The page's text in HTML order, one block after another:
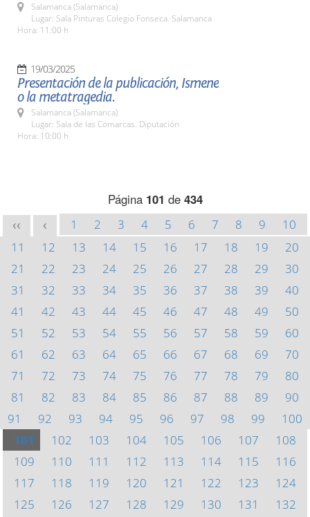
Salamanca (Salamanca)
Lugar: Sala Pinturas Colegio Fonseca. Salamanca
Hora: 11:00 h
19/03/2025
Presentación de la publicación, Ismene
o la metatragedia.
Salamanca (Salamanca)
Lugar: Sala de las Comarcas. Diputación
Hora: 10:00 h
Página 101 de 434
<< < 1 2 3 4 5 6 7 8 9
10
11
12 13 14 15 16 17 18 19
20
21
22 23 24 25 26 27 28 29
30
31
32 33 34 35 36 37 38 39
40
41
42 43 44 45 46 47 48 49
50
51
52 53 54 55 56 57 58 59
60
61
62 63 64 65 66 67 68 69
70
71
72 73 74 75 76 77 78 79
80
81
82 83 84 85 86 87 88 89
90
91
92 93 94 95 96 97 98 99
100
101
102 103 104 105 106 107
108
109
110 111 112 113 114 115
116
117
118 119 120 121 122 123
124
125
126 127 128 129 130 131
132